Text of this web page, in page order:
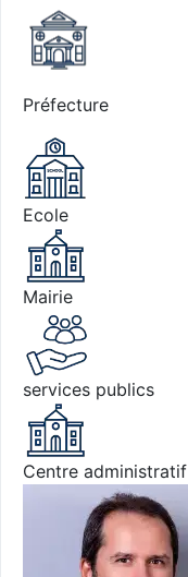
Préfecture
Ecole
Mairie
services publics
Centre administratif